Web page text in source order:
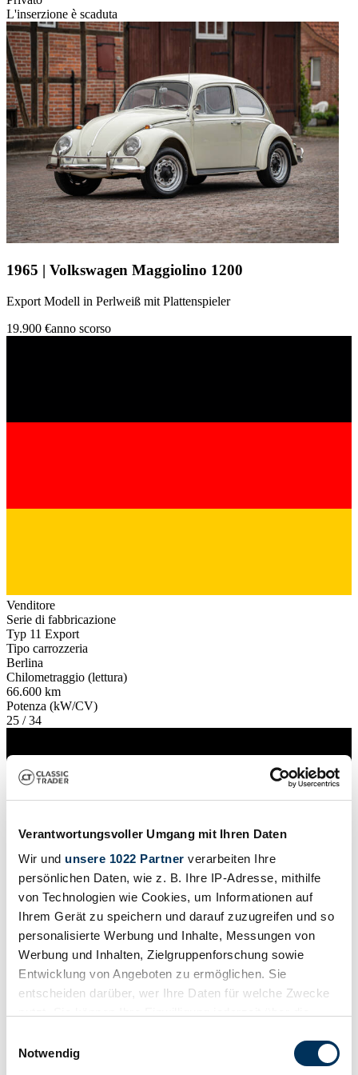
Verantwortungsvoller Umgang mit Ihren Daten
Wir und unsere 1022 Partner verarbeiten Ihre
persönlichen Daten, wie z. B. Ihre IP-Adresse, mithilfe
von Technologien wie Cookies, um Informationen auf
Ihrem Gerät zu speichern und darauf zuzugreifen und so
personalisierte Werbung und Inhalte, Messungen von
Werbung und Inhalten, Zielgruppenforschung sowie
Entwicklung von Angeboten zu ermöglichen. Sie
entscheiden darüber, wer Ihre Daten für welche Zwecke
Trigger Symbol ändern oder widerrufen
Notwendig
L'inserzione è scaduta
1965 | Volkswagen Maggiolino 1200
Export Modell in Perlweiß mit Plattenspieler
19.900 €anno scorso
Venditore
Serie di fabbricazione
Typ 11 Export
Tipo carrozzeria
Berlina
Chilometraggio (lettura)
66.600 km
Potenza (kW/CV)
25 / 34
Venditore